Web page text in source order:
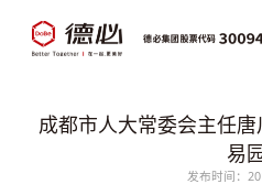
成都市人大常委会主任
易
发布时间：